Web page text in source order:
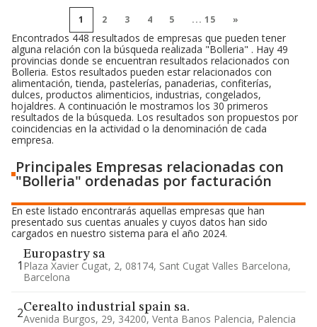
1 2 3 4 5 ...15 »
Encontrados 448 resultados de empresas que pueden tener
alguna relación con la búsqueda realizada "Bolleria" . Hay 49
provincias donde se encuentran resultados relacionados con
Bolleria. Estos resultados pueden estar relacionados con
alimentación, tienda, pastelerías, panaderias, confiterías,
dulces, productos alimenticios, industrias, congelados,
hojaldres. A continuación le mostramos los 30 primeros
resultados de la búsqueda. Los resultados son propuestos por
coincidencias en la actividad o la denominación de cada
empresa.
Principales Empresas relacionadas con
"Bolleria" ordenadas por facturación
En este listado encontrarás aquellas empresas que han
presentado sus cuentas anuales y cuyos datos han sido
cargados en nuestro sistema para el año 2024.
1
Europastry sa
Plaza Xavier Cugat, 2, 08174, Sant Cugat Valles Barcelona,
Barcelona
2Cerealto industrial spain sa.
Avenida Burgos, 29, 34200, Venta Banos Palencia, Palencia